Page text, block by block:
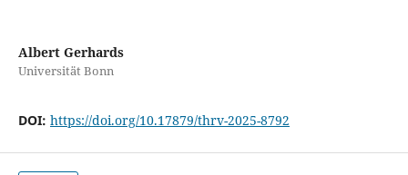
Albert Gerhards
Universität Bonn
DOI: https://doi.org/10.17879/thrv-2025-8792